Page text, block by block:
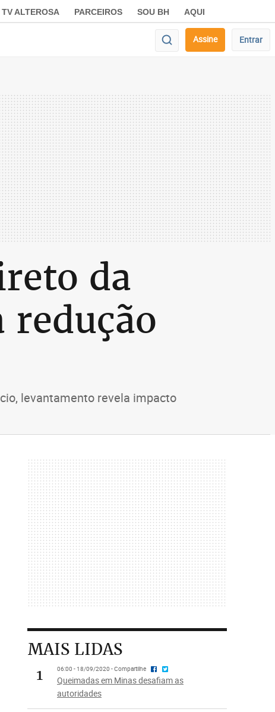
TV ALTEROSA PARCEIROS SOU BH AQUI
Assine Entrar
da
levantamento revela impacto
MAIS LIDAS
1
06:00 - 18/09/2020 - Compartilhe
Queimadas em Minas desafiam as
autoridades